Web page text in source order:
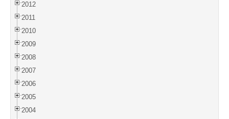
2012
2011
2010
2009
2008
2007
2006
2005
2004